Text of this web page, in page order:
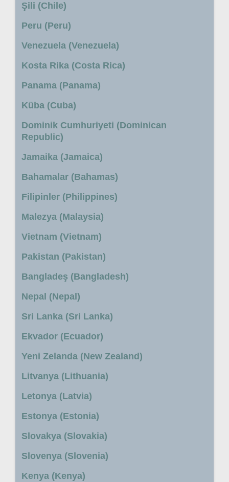
Şili (Chile)
Peru (Peru)
Venezuela (Venezuela)
Kosta Rika (Costa Rica)
Panama (Panama)
Küba (Cuba)
Dominik Cumhuriyeti (Dominican
Republic)
Jamaika (Jamaica)
Bahamalar (Bahamas)
Filipinler (Philippines)
Malezya (Malaysia)
Vietnam (Vietnam)
Pakistan (Pakistan)
Bangladeş (Bangladesh)
Nepal (Nepal)
Sri Lanka (Sri Lanka)
Ekvador (Ecuador)
Yeni Zelanda (New Zealand)
Litvanya (Lithuania)
Letonya (Latvia)
Estonya (Estonia)
Slovakya (Slovakia)
Slovenya (Slovenia)
Kenya (Kenya)